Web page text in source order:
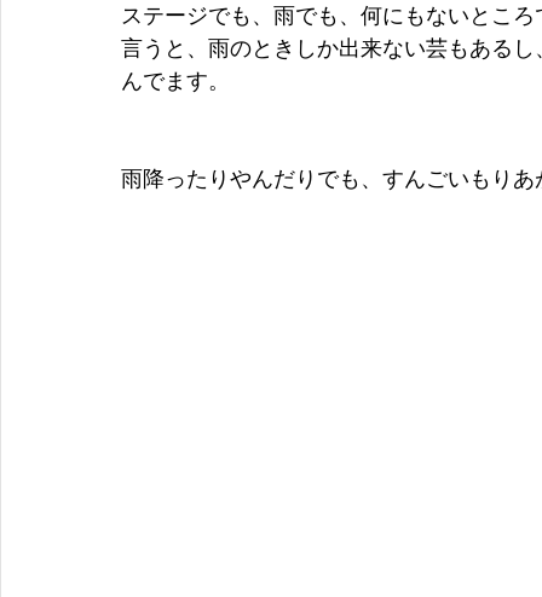
ステージでも、雨でも、何にもないとこ
言うと、雨のときしか出来ない芸もある
んでます。
雨降ったりやんだりでも、すんごいもり